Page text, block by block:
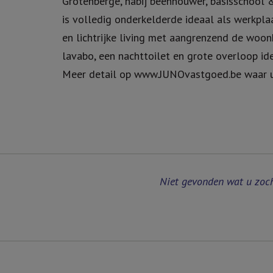
is volledig onderkelderde ideaal als
en lichtrijke living met aangrenzend de
lavabo, een nachttoilet en grote overloop
Meer detail op www.JUNOvastgoed.be
Niet gevonden wat u